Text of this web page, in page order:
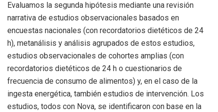
Evaluamos la segunda hipótesis mediante una revisión
narrativa de estudios observacionales basados ​​en
encuestas nacionales (con recordatorios dietéticos de 24
h), metanálisis y análisis agrupados de estos estudios,
estudios observacionales de cohortes amplias (con
recordatorios dietéticos de 24 h o cuestionarios de
frecuencia de consumo de alimentos) y, en el caso de la
ingesta energética, también estudios de intervención. Los
estudios, todos con Nova, se identificaron con base en la